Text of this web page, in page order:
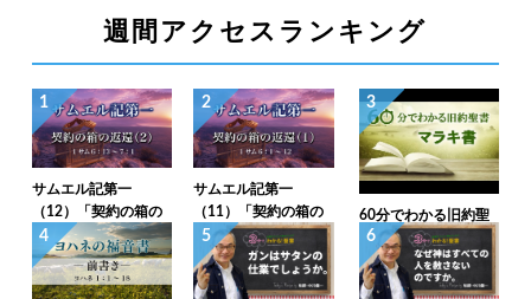
週間アクセスランキング
1
サムエル記第一
（12）「契約の箱の
返還（2）」1サム6：
13～7：1
2
サムエル記第一
（11）「契約の箱の
返還（1）」1サム6：
1～12
3
60分でわかる旧約聖
書（39）マラキ書
4 5 6